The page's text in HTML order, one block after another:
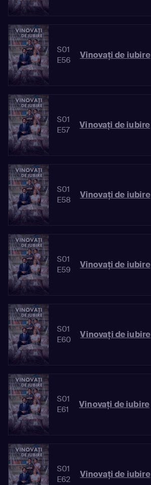
S01
E56
Vinovaţi de iubire
S01
E57
Vinovaţi de iubire
S01
E58
Vinovaţi de iubire
S01
E59
Vinovaţi de iubire
S01
E60
Vinovaţi de iubire
S01
E61
Vinovaţi de iubire
S01
E62
Vinovaţi de iubire